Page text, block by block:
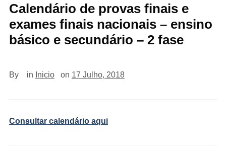
Calendário de provas finais e
exames finais nacionais – ensino
básico e secundário – 2 fase
By in Inicio on 17 Julho, 2018
Consultar calendário aqui